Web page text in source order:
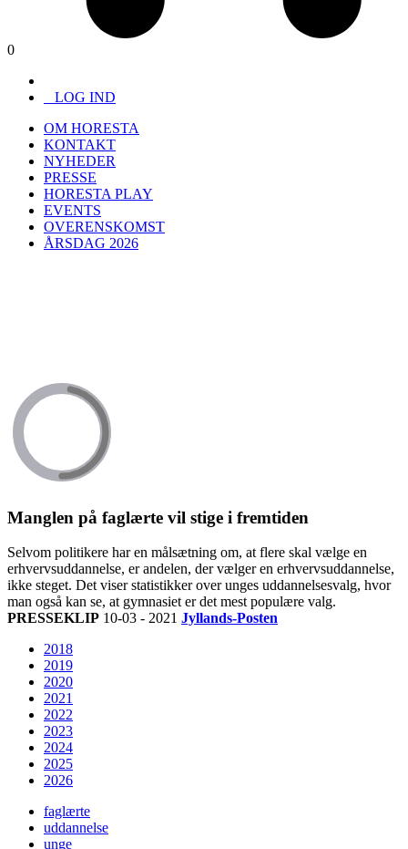
0
LOG IND
OM HORESTA
KONTAKT
NYHEDER
PRESSE
HORESTA PLAY
EVENTS
OVERENSKOMST
ÅRSDAG 2026
Manglen på faglærte vil stige i fremtiden
Selvom politikere har en målsætning om, at flere skal vælge en
erhvervsuddannelse, er andelen, der vælger en erhvervsuddannelse,
ikke steget. Det viser statistikker over unges uddannelsesvalg, hvor
man også kan se, at gymnasiet er det mest populære valg.
PRESSEKLIP 10-03 - 2021 Jyllands-Posten
2018
2019
2020
2021
2022
2023
2024
2025
2026
faglærte
uddannelse
unge